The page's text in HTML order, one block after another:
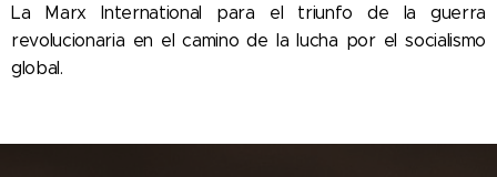
La Marx International para el triunfo de la guerra
revolucionaria en el camino de la lucha por el socialismo
global.